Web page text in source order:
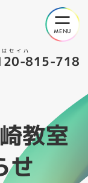
セイハ
815-718
教室
せ